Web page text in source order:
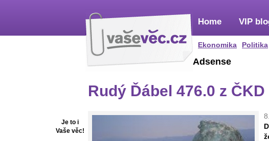
Home
Ekonomika Politika
VIP
Je to i
Vaše věc!
Adsense
Rudý Ďábel 476.0 z ČKD